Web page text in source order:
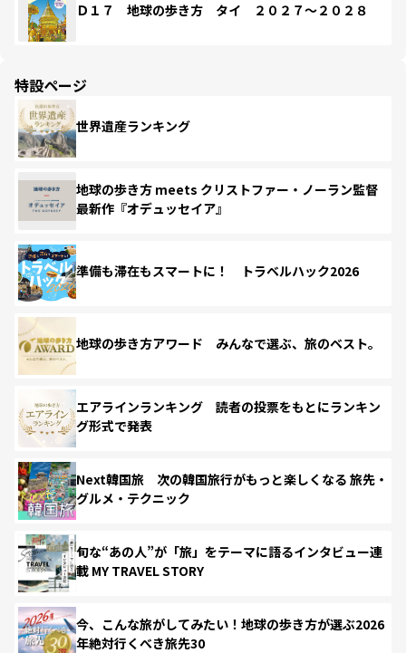
Ｄ１７ 地球の歩き方 タイ ２０２７～２０２８
特設ページ
世界遺産ランキング
地球の歩き方 meets クリストファー・ノーラン監督
最新作『オデュッセイア』
準備も滞在もスマートに！ トラベルハック2026
地球の歩き方アワード みんなで選ぶ、旅のベスト。
エアラインランキング 読者の投票をもとにランキン
グ形式で発表
Next韓国旅 次の韓国旅行がもっと楽しくなる 旅先・
グルメ・テクニック
旬な“あの人”が「旅」をテーマに語るインタビュー連
載 MY TRAVEL STORY
今、こんな旅がしてみたい！地球の歩き方が選ぶ2026
年絶対行くべき旅先30